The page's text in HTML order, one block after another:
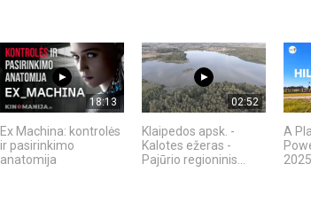
18:13
Ex Machina: kontrolės
ir pasirinkimo
anatomija
02:52
Klaipedos apsk. -
Kalotes ežeras -
Pajūrio regioninis...
A